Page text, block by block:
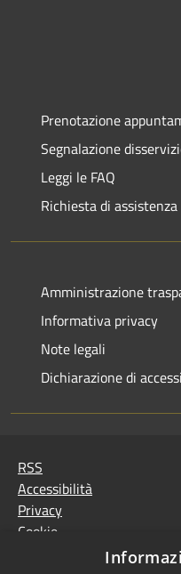
Prenotazione
Segnalazione
Leggi le FAQ
Richiesta di assistenza
Amministrazione
Informativa privacy
Note legali
Dichiarazione di
RSS
Accessibilità
Privacy
Cookie